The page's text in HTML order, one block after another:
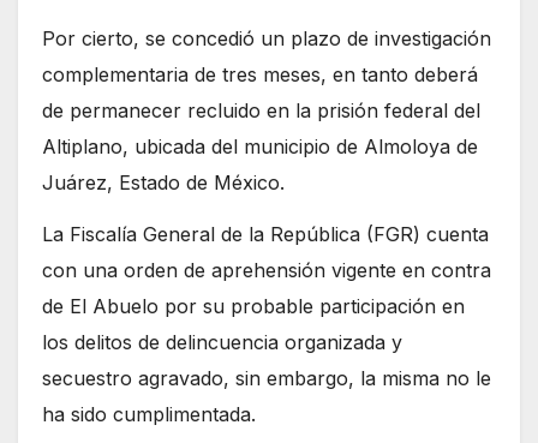
Por cierto, se concedió un plazo de investigación
complementaria de tres meses, en tanto deberá
de permanecer recluido en la prisión federal del
Altiplano, ubicada del municipio de Almoloya de
Juárez, Estado de México.
La Fiscalía General de la República (FGR) cuenta
con una orden de aprehensión vigente en contra
de El Abuelo por su probable participación en
los delitos de delincuencia organizada y
secuestro agravado, sin embargo, la misma no le
ha sido cumplimentada.